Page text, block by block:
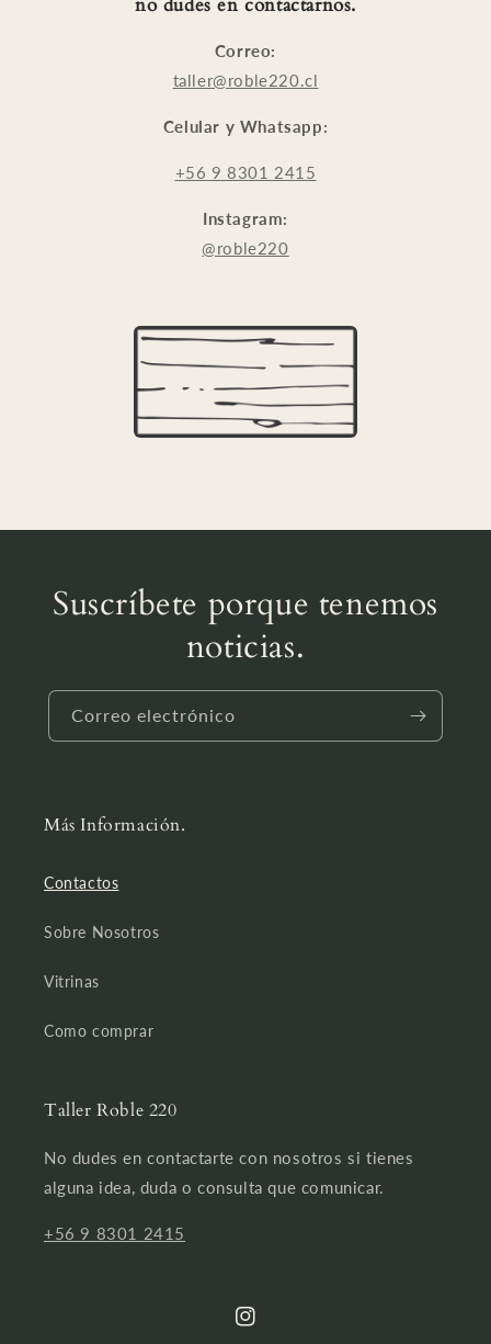
no dudes en contactarnos.
Correo:
taller@roble220.cl
Celular y Whatsapp:
+56 9 8301 2415
Instagram:
@roble220
Suscríbete porque tenemos
noticias.
Correo electrónico
Más Información.
Contactos
Sobre Nosotros
Vitrinas
Como comprar
Taller Roble 220
No dudes en contactarte con nosotros si tienes
alguna idea, duda o consulta que comunicar.
+56 9 8301 2415
Instagram